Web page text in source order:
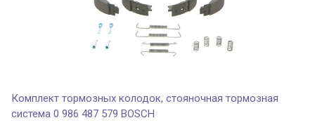
Комплект тормозных колодок, стояночная тормозная
система 0 986 487 579 BOSCH